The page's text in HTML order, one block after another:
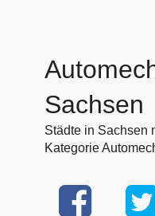
Sachsen
Städte in Sachsen
Kategorie